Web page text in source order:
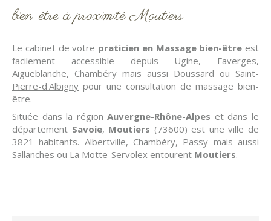
bien-être à proximité Moutiers
Le cabinet de votre praticien en Massage bien-être est
facilement accessible depuis Ugine, Faverges,
Aigueblanche, Chambéry mais aussi Doussard ou Saint-
Pierre-d'Albigny pour une consultation de massage bien-
être.
Située dans la régionAuvergne-Rhône-Alpes et dans le
département Savoie, Moutiers (73600) est une ville de
3821 habitants. Albertville, Chambéry, Passy mais aussi
Sallanches ou La Motte-Servolex entourent Moutiers.